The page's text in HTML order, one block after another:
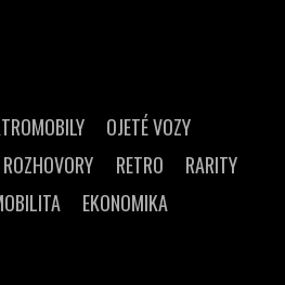
OJETÉ VOZY
ROZHOVORY RETRO
RARITY
EKONOMIKA